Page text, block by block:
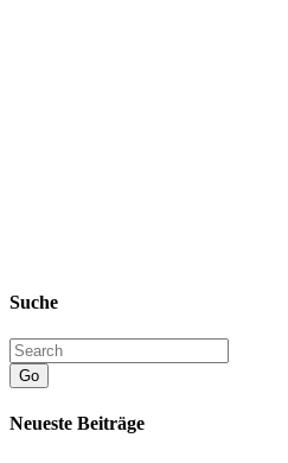
Suche
Go
Neueste Beiträge